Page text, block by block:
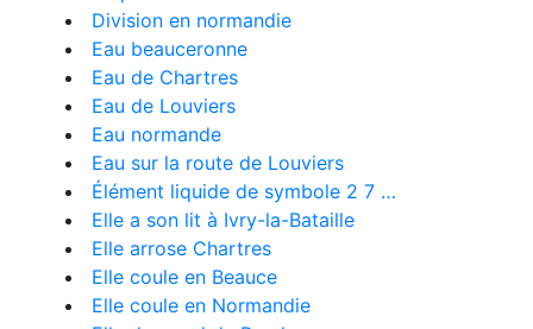
Division en normandie
Eau beauceronne
Eau de Chartres
Eau de Louviers
Eau normande
Eau sur la route de Louviers
Élément liquide de symbole 2 7 …
Elle a son lit à Ivry-la-Bataille
Elle arrose Chartres
Elle coule en Beauce
Elle coule en Normandie